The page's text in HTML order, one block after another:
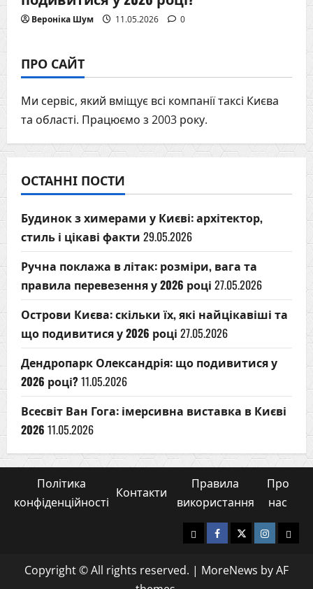
Вероніка Шум 11.05.2026 0
ПРО САЙТ
Ми сервіс, який вміщує всі компанії таксі Києва
та області. Працюємо з 2003 року.
ОСТАННІ ПОСТИ
Будинок з химерами у Києві: архітектор,
стиль і цікаві факти 29.05.2026
Ручна поклажа в літак: розміри, вага та
правила перевезення у 2026 році 27.05.2026
Острови Києва: скільки їх, які найцікавіші та
що подивитися у 2026 році 27.05.2026
Дендропарк Олександрія: що подивитися у
2026 році?11.05.2026
Всесвіт Ван Гога: імерсивна виставка в Києві
2026 11.05.2026
Політика
конфіденційності
Контакти
Правила
використання
Про
нас
Yelp Facebook
TwitterInstagram
Copyright © All rights reserved. | MoreNews by AF